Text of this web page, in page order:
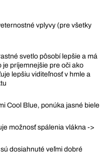
vplyvy (pre všetky
svetlo pôsobí lepšie a má
je príjemnejšie pre oči ako
lepšiu viditeľnosť v hmle a
Cool Blue, ponúka jasné biele
možnosť spálenia vlákna ->
dosiahnuté veľmi dobré